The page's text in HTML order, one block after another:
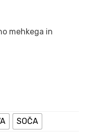
mehkega in
SOČA